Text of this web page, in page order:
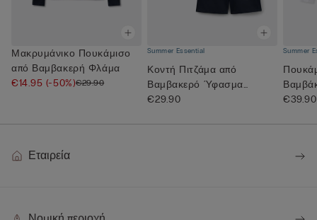
Μακρυμάνικο Πουκάμισο
από Βαμβακερή Φλάμα
€14.95 (-50%)€29.90
Summer Essential
Κοντή Πιτζάμα από
Βαμβακερό Ύφασμα
Superior
€29.90
Summer
€39.90
Εταιρεία